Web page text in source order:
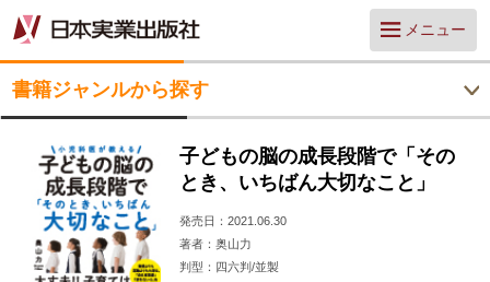
メニュー
書籍ジャンルから探す
子どもの脳の成長段階で「その
とき、いちばん大切なこと」
発売日
2021.06.30
著者
奥山力
判型
四六判/並製